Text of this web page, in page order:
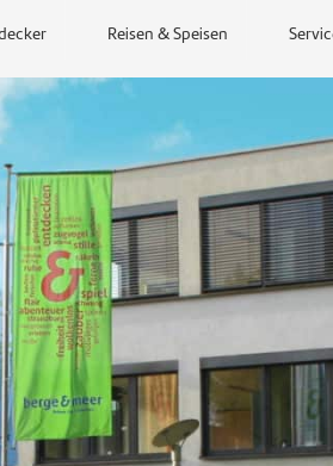
Reisen & Speisen